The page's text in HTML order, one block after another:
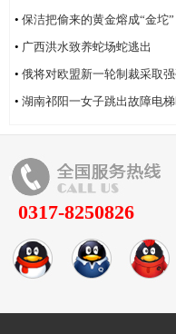
造成6人死亡
• 保洁把偷来的黄金熔成“金坨
着家人连夜逃跑
• 广西洪水致养蛇场蛇逃出
• 俄将对欧盟新一轮制裁采取
反制
• 湖南祁阳一女子跳出故障电
0317-8250826